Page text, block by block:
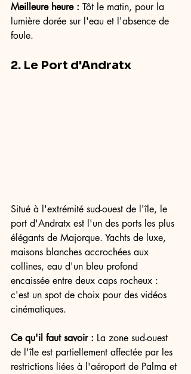
Meilleure heure : Tôt le matin, pour la
lumière dorée sur l'eau et l'absence de
foule.
2. Le Port d'Andratx
Situé à l'extrémité sud-ouest de l'île, le
port d'Andratx est l'un des ports les plus
élégants de Majorque. Yachts de luxe,
maisons blanches accrochées aux
collines, eau d'un bleu profond
encaissée entre deux caps rocheux :
c'est un spot de choix pour des vidéos
cinématiques.
Ce qu'il faut savoir : La zone sud-ouest
de l'île est partiellement affectée par les
restrictions liées à l'aéroport de Palma et